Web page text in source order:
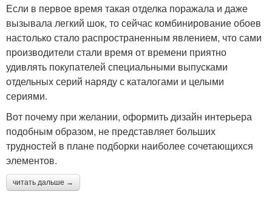
Если в первое время такая отделка поражала и даже
вызывала легкий шок, то сейчас комбинирование обоев
настолько стало распространенным явлением, что сами
производители стали время от времени приятно
удивлять покупателей специальными выпусками
отдельных серий наряду с каталогами и целыми
сериями.
Вот почему при желании, оформить дизайн интерьера
подобным образом, не представляет больших
трудностей в плане подборки наиболее сочетающихся
элементов.
читать дальше →